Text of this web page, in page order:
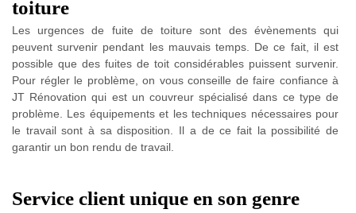
toiture
Les urgences de fuite de toiture sont des évènements qui
peuvent survenir pendant les mauvais temps. De ce fait, il est
possible que des fuites de toit considérables puissent survenir.
Pour régler le problème, on vous conseille de faire confiance à
JT Rénovation qui est un couvreur spécialisé dans ce type de
problème. Les équipements et les techniques nécessaires pour
le travail sont à sa disposition. Il a de ce fait la possibilité de
garantir un bon rendu de travail.
Service client unique en son genre